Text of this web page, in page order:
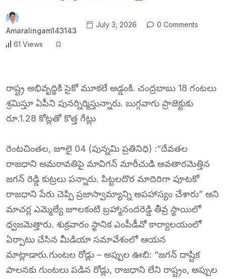
Amaralingam143143
July 3, 2026 0 Comments
61 Views
రాష్ట్ర అభివృద్ధికి సైకో మూకలే అడ్డంకి. చంద్రబాబు 18 గంటలు
శ్రమిస్తూ ఏపీని పునర్నిర్మిస్తున్నారు. బుగ్గవాగు ప్రాజెక్టుకు
రూ.1.28 కోట్లతో కొత్త గేట్లు
రెంటచింతల, జూలై 04 (పున్నమి ప్రతినిధి) :“దేవతల
రాజధాని అమరావతిపై మావిగన్ మారీచుడి అవతారమెత్తిన
జగన్ రెడ్డి కుట్రలు పన్నారు. పిట్టలదొర మాదిరిగా పూటకో
రాజధాని పేరు చెప్పి ప్రజాస్వామ్యాన్ని అపహాస్యం చేశారు” అని
మాచర్ల ఎమ్మెల్యే జూలకంటి బ్రహ్మానందరెడ్డి తీవ్ర స్థాయిలో
ధ్వజమెత్తారు. శుక్రవారం స్థానిక ఎంపీడీవో కార్యాలయంలో
ఏర్పాటు చేసిన మీడియా సమావేశంలో ఆయన
మాట్లాడారు.గుంటల రోడ్లు – అప్పుల ఊబి: “జగన్ దాష్టిక
పాలనకు గుంటలు పడిన రోడ్లు, రాజధాని లేని రాష్ట్రం, అప్పుల